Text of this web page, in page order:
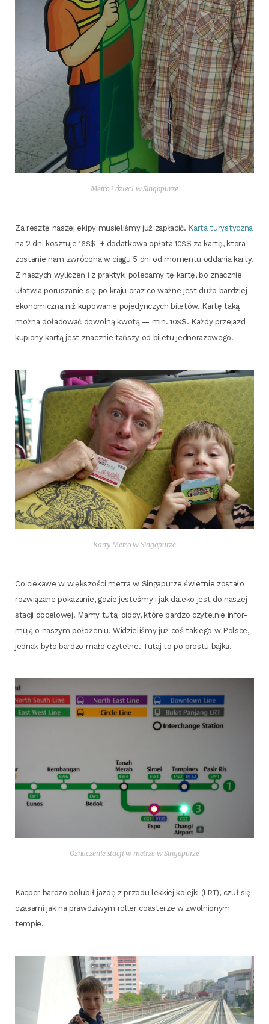
Metro i dzie­ci w Singapurze
Za resz­tę naszej eki­py musie­li­śmy już zapła­cić. Kar­ta tury­stycz­na
na 2 dni kosz­tu­je16S$ + dodat­ko­wa opła­ta10S$ za kar­tę, któ­ra
zosta­nie nam zwró­co­na w cią­gu 5 dni od momen­tu odda­nia kar­ty.
Z naszych wyli­czeń i z prak­ty­ki pole­ca­my tę kar­tę, bo znacz­nie
uła­twia poru­sza­nie się po kra­ju oraz co waż­ne jest dużo bar­dziej
eko­no­micz­na niż kupo­wa­nie poje­dyn­czych bile­tów. Kar­tę taką
moż­na doła­do­wać dowol­ną kwo­tą — min. 10S$. Każ­dy prze­jazd
kupio­ny kar­tą jest znacz­nie tań­szy od bile­tu jednorazowego.
Kar­ty Metro w Singapurze
Co cie­ka­we w więk­szo­ści metra w Sin­ga­pu­rze świet­nie zosta­ło
roz­wią­za­ne poka­za­nie, gdzie jeste­śmy i jak dale­ko jest do naszej
sta­cji doce­lo­wej. Mamy tutaj dio­dy, któ­re bar­dzo czy­tel­nie infor­
mu­ją o naszym poło­że­niu. Widzie­li­śmy już coś takie­go w Pol­sce,
jed­nak było bar­dzo mało czy­tel­ne. Tutaj to po pro­stu bajka.
Ozna­cze­nie sta­cji w metrze w Singapurze
Kac­per bar­dzo polu­bił jaz­dę z przo­du lek­kiej kolej­ki (LRT), czuł się
cza­sa­mi jak na praw­dzi­wym rol­ler coaste­rze w zwol­nio­nym
tempie.